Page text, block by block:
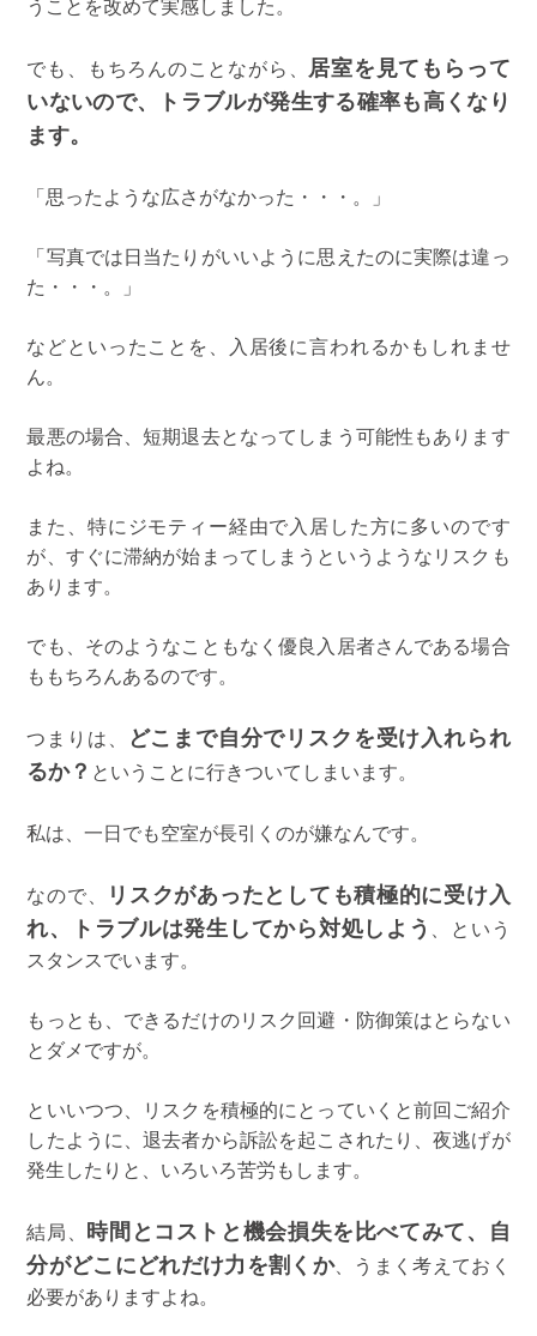
うことを改めて実感しました。
でも、もちろんのことながら、 居室を見てもらって
いないので、トラブルが発生する確率も高くなり
ます。
「思ったような広さがなかった・・・。」
「写真では日当たりがいいように思えたのに実際は違っ
た・・・。」
などといったことを、入居後に言われるかもしれませ
ん。
最悪の場合、短期退去となってしまう可能性もあります
よね。
また、特にジモティー経由で入居した方に多いのです
が、すぐに滞納が始まってしまうというようなリスクも
あります。
でも、そのようなこともなく優良入居者さんである場合
ももちろんあるのです。
つまりは、
どこまで自分でリスクを受け入れられ
るか？ ということに行きついてしまいます。
私は、一日でも空室が長引くのが嫌なんです。
なので、
リスクがあったとしても積極的に受け入
れ、トラブルは発生してから対処しよう
、という
スタンスでいます。
もっとも、できるだけのリスク回避・防御策はとらない
とダメですが。
といいつつ、リスクを積極的にとっていくと前回ご紹介
したように、退去者から訴訟を起こされたり、夜逃げが
発生したりと、いろいろ苦労もします。
結局、 時間とコストと機会損失を比べてみて、自
分がどこにどれだけ力を割くか、うまく考えておく
必要がありますよね。